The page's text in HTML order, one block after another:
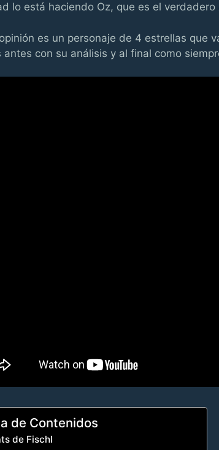
lo está haciendo Oz, que es el verdadero
es un personaje de 4 estrellas que
antes con su análisis y al final como
de Contenidos
de Fischl